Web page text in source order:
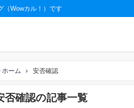
（Wowカル！）です
ホーム 安否確認
否確認の記事一覧